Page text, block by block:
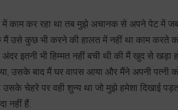
कर रहा था तब मुझे अचानक से अपने पेट में
मैं उसे कुछ भी करने की हालत में नहीं था काम करते
अंदर इतनी भी हिम्मत नहीं बची थी की मैं खुद से
उसके बाद मैं घर वापस आया और मैंने अपनी
चेहरे पर वही शुन्य था जो मुझे हमेशा दिखाई
नहीं हैं.